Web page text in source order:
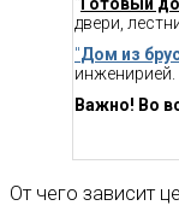
двери,
"Дом из
инженирией.
Важно! Во
От чего зависит